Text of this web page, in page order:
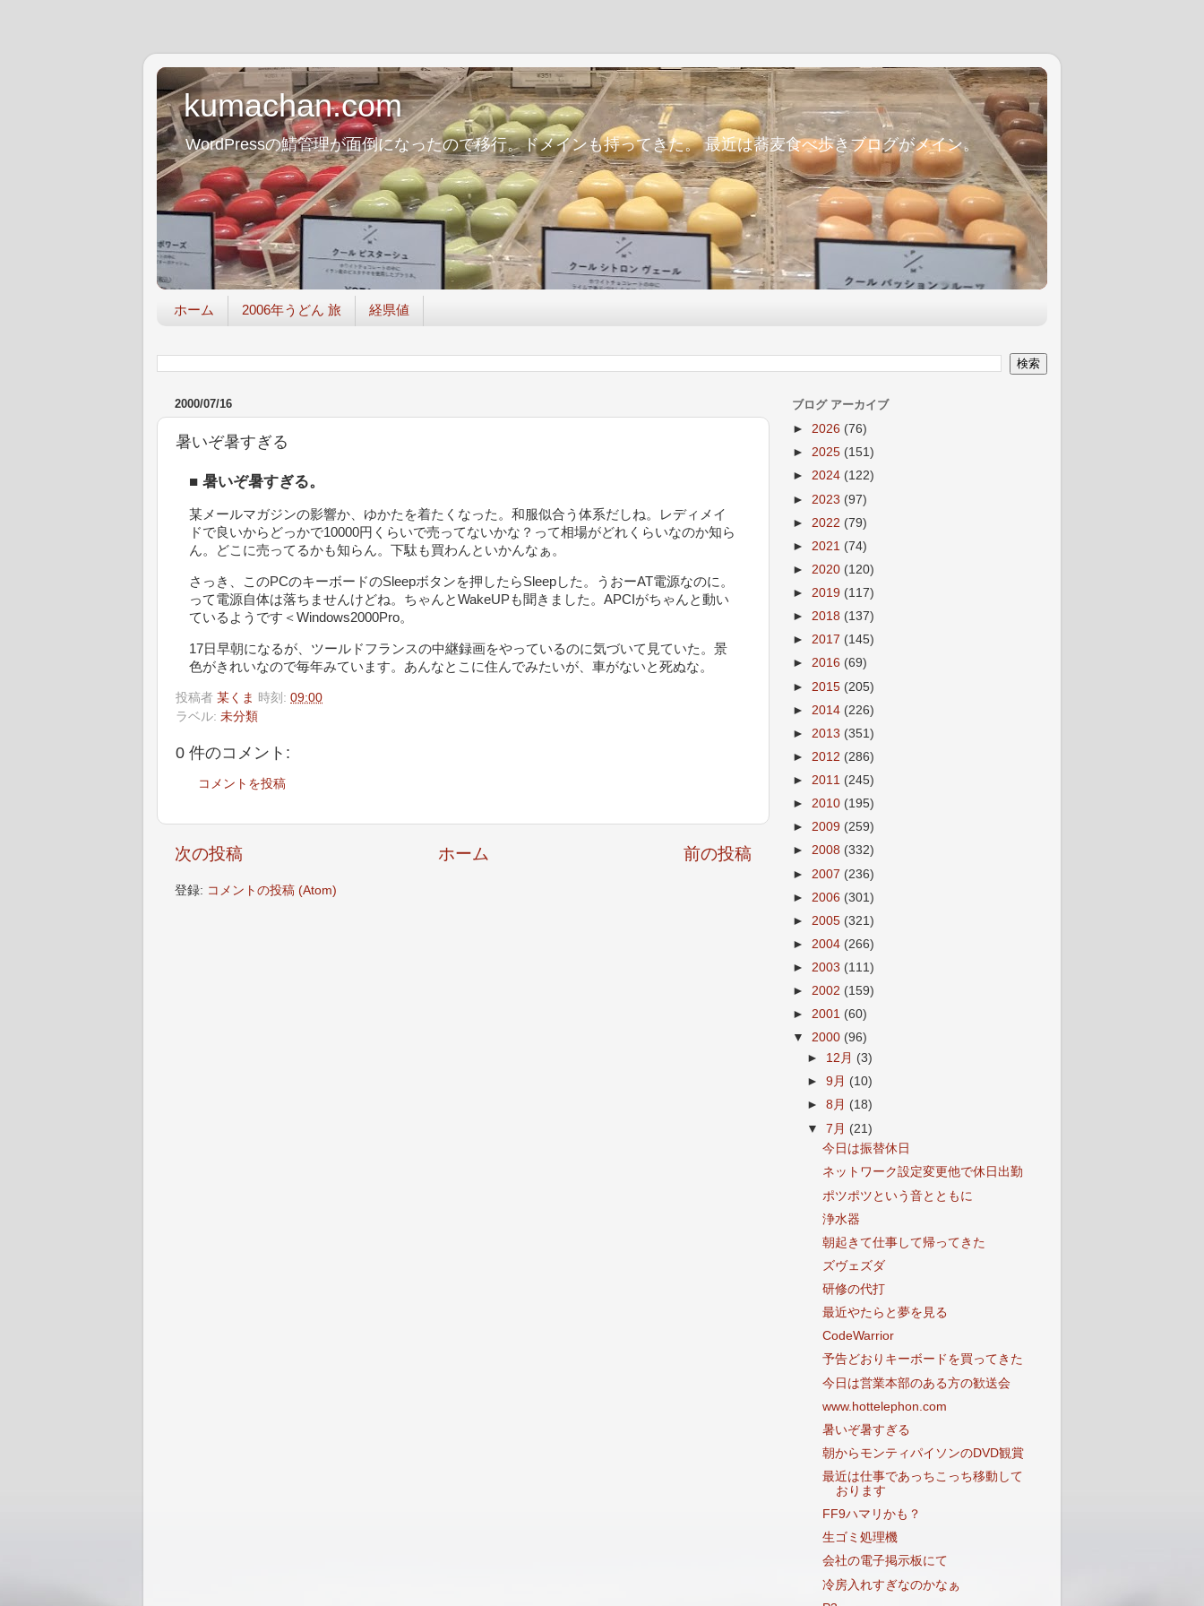
kumachan.com
WordPressの鯖管理が面倒になったので移行。ドメインも持ってきた。 最近は蕎麦食べ歩きブログがメイン。
ホーム 2006年うどん 旅 経県値
2000/07/16
暑いぞ暑すぎる
■ 暑いぞ暑すぎる。
某メールマガジンの影響か、ゆかたを着たくなった。和服似合う体系だしね。レディメイ
ドで良いからどっかで10000円くらいで売ってないかな？って相場がどれくらいなのか知ら
ん。どこに売ってるかも知らん。下駄も買わんといかんなぁ。
さっき、このPCのキーボードのSleepボタンを押したらSleepした。うおーAT電源なのに。
って電源自体は落ちませんけどね。ちゃんとWakeUPも聞きました。APCIがちゃんと動い
ているようです＜Windows2000Pro。
17日早朝になるが、ツールドフランスの中継録画をやっているのに気づいて見ていた。景
色がきれいなので毎年みています。あんなとこに住んでみたいが、車がないと死ぬな。
投稿者 某くま 時刻: 09:00
ラベル: 未分類
0 件のコメント:
コメントを投稿
次の投稿 前の投稿
ホーム
登録: コメントの投稿 (Atom)
ブログ アーカイブ
► 2026 (76)
► 2025 (151)
► 2024 (122)
► 2023 (97)
► 2022 (79)
► 2021 (74)
► 2020 (120)
► 2019 (117)
► 2018 (137)
► 2017 (145)
► 2016 (69)
► 2015 (205)
► 2014 (226)
► 2013 (351)
► 2012 (286)
► 2011 (245)
► 2010 (195)
► 2009 (259)
► 2008 (332)
► 2007 (236)
► 2006 (301)
► 2005 (321)
► 2004 (266)
► 2003 (111)
► 2002 (159)
► 2001 (60)
▼ 2000 (96)
► 12月 (3)
►9月 (10)
►8月 (18)
▼7月 (21)
今日は振替休日
ネットワーク設定変更他で休日出勤
ポツポツという音とともに
浄水器
朝起きて仕事して帰ってきた
ズヴェズダ
研修の代打
最近やたらと夢を見る
CodeWarrior
予告どおりキーボードを買ってきた
今日は営業本部のある方の歓送会
www.hottelephon.com
暑いぞ暑すぎる
朝からモンティパイソンのDVD観賞
最近は仕事であっちこっち移動して
おります
FF9ハマリかも？
生ゴミ処理機
会社の電子掲示板にて
冷房入れすぎなのかなぁ